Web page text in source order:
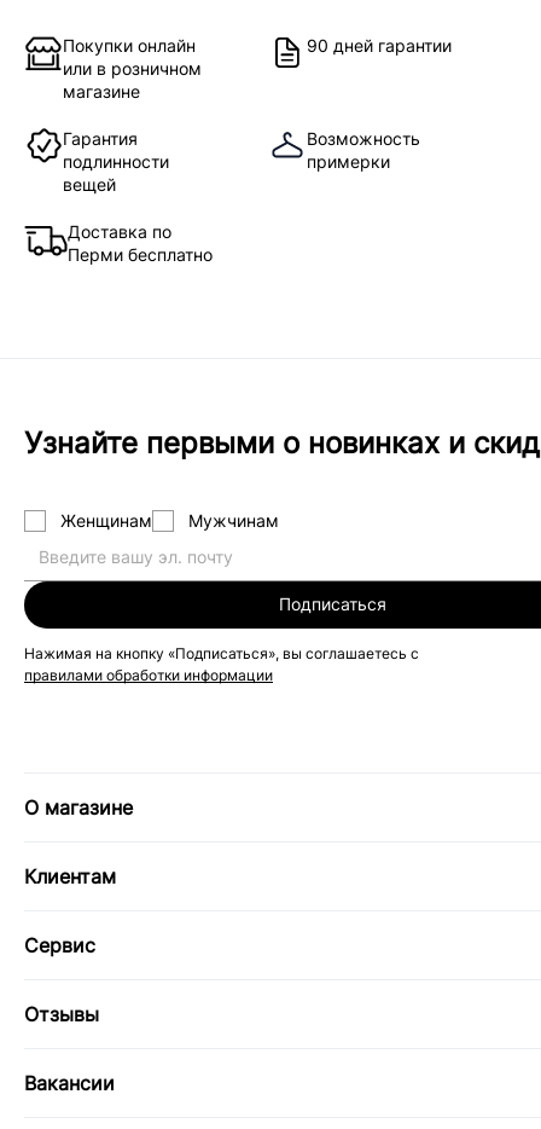
Покупки онлайн
или в розничном
магазине
90 дней гарантии
Гарантия
подлинности
вещей
Возможность
примерки
Доставка по
Перми бесплатно
Узнайте первыми о новинках и
Женщинам Мужчинам
Подписаться
Нажимая на кнопку «Подписаться», вы соглашаетесь с
правилами обработки информации
О магазине
Клиентам
Сервис
Отзывы
Вакансии